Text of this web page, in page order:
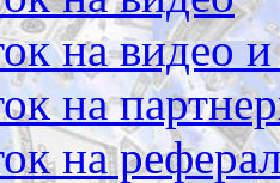
на видео
на
на